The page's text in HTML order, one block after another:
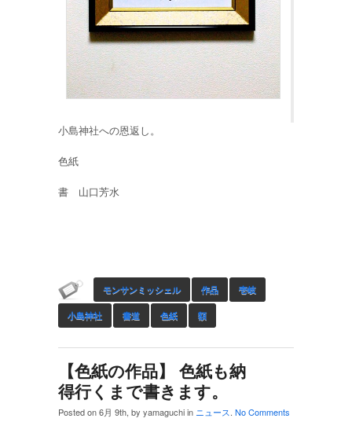
小島神社への恩返し。
色紙
書 山口芳水
モンサンミッシェル 作品 壱岐
小島神社 書道 色紙 額
【色紙の作品】 色紙も納
得行くまで書きます。
Posted on 6月 9th, by yamaguchi in ニュース. No Comments